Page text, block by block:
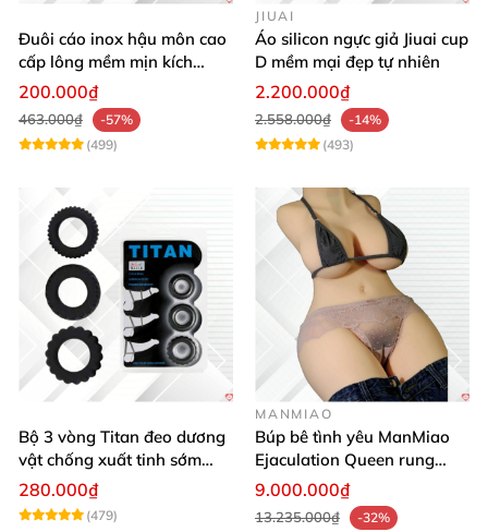
Đuôi cáo inox hậu môn cao
cấp lông mềm mịn kích
thích khoái cảm
200.000₫
463.000₫
-57%
(499)
JIUAI
Áo silicon ngực giả Jiuai cup
D mềm mại đẹp tự nhiên
2.200.000₫
2.558.000₫
-14%
(493)
Bộ 3 vòng Titan đeo dương
vật chống xuất tinh sớm
silicon y tế tăng hưng phấn
280.000₫
(479)
MANMIAO
Búp bê tình yêu ManMiao
Ejaculation Queen rung
cảm biến sưởi ấm phun
nước thông minh
9.000.000₫
13.235.000₫
-32%